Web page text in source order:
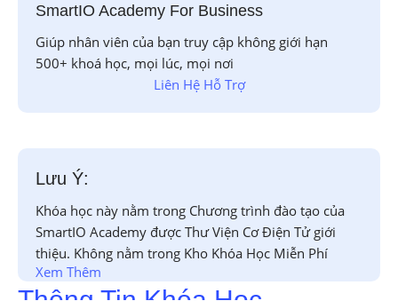
SmartIO Academy For Business
Giúp nhân viên của bạn truy cập không giới hạn
500+ khoá học, mọi lúc, mọi nơi
Liên Hệ Hỗ Trợ
Lưu Ý:
Khóa học này nằm trong Chương trình đào tạo của
SmartIO Academy được Thư Viện Cơ Điện Tử giới
thiệu. Không nằm trong Kho Khóa Học Miễn Phí
Xem Thêm